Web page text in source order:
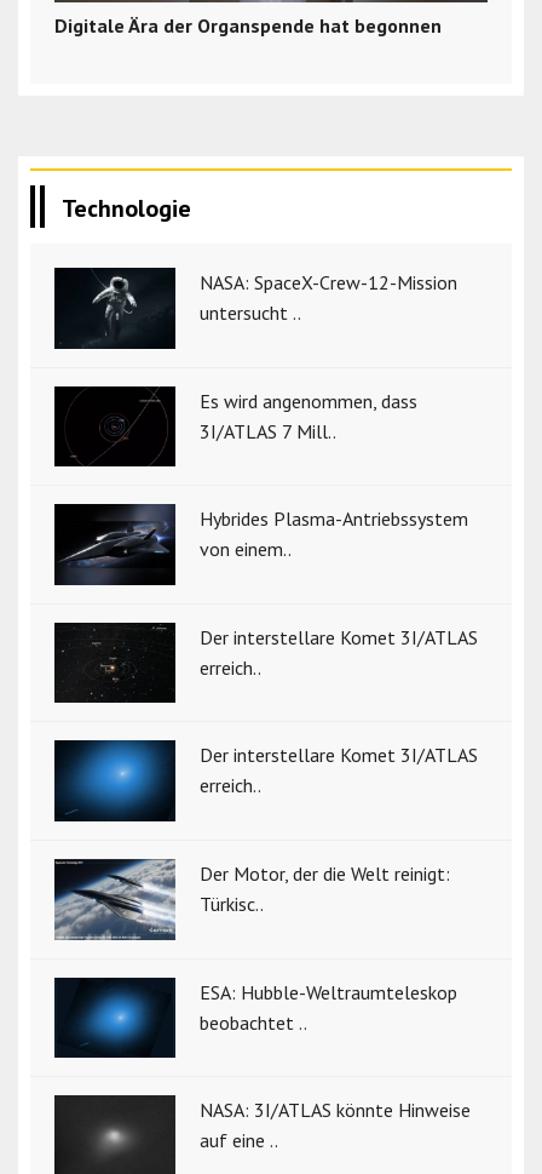
Digitale Ära der Organspende hat begonnen
Technologie
NASA: SpaceX-Crew-12-Mission
untersucht ..
Es wird angenommen, dass
3I/ATLAS 7 Mill..
Hybrides Plasma-Antriebssystem
von einem..
Der interstellare Komet 3I/ATLAS
erreich..
Der interstellare Komet 3I/ATLAS
erreich..
Der Motor, der die Welt reinigt:
Türkisc..
ESA: Hubble-Weltraumteleskop
beobachtet ..
NASA: 3I/ATLAS könnte Hinweise
auf eine ..